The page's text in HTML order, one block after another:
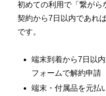
初めての利用で「繋がら
契約から7日以内であれ
です。
端末到着から7日以
フォームで解約申請
端末・付属品を元払